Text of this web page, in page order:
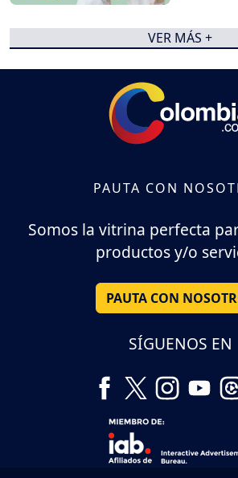
VER MÁS +
PAUTA CON
Somos la vitrina perfecta
productos y/o
PAUTA CON
SÍGUENOS EN